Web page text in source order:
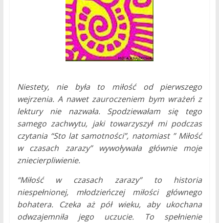
Niestety, nie była to miłość od pierwszego
wejrzenia. A nawet zauroczeniem bym wrażeń z
lektury nie nazwała. Spodziewałam się tego
samego zachwytu, jaki towarzyszył mi podczas
czytania “Sto lat samotności”, natomiast ” Miłość
w czasach zarazy” wywoływała głównie moje
zniecierpliwienie.
“Miłość w czasach zarazy” to historia
niespełnionej, młodzieńczej miłości głównego
bohatera. Czeka aż pół wieku, aby ukochana
odwzajemniła jego uczucie. To spełnienie